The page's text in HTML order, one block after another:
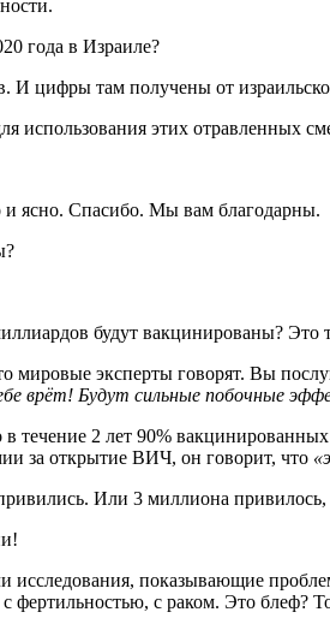
года в Израиле?
И цифры там получены от
использования этих отравленных
ясно. Спасибо. Мы вам благодарны.
будут вакцинированы? Это
мировые эксперты говорят. Вы
врёт! Будут сильные побочные
течение 2 лет 90%
за открытие ВИЧ, он говорит, что
Или 3 миллиона
исследования, показывающие
фертильностью, с раком. Это блеф?